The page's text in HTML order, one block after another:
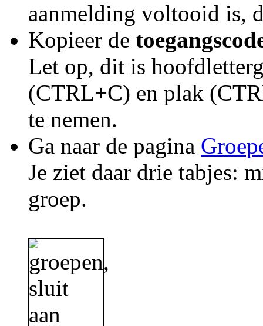
aanmelding voltooid is,
Kopieer de
Let op, dit is
(CTRL+C) en plak
te nemen.
Ga naar de pagina
Je ziet daar drie tabjes:
groep.